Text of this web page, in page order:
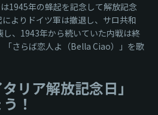
1945年の蜂起を記念して解放記念
よりドイツ軍は撤退し、サロ共和
、1943年から続いていた内戦は終
「さらば恋人よ（Bella Ciao）」を歌
リア解放記念日」
！